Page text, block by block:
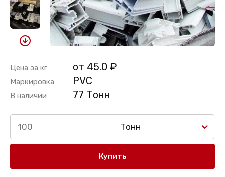
Цена за кг от 45.0 ₽
Маркировка PVC
В наличии 77 Тонн
Тонн
Купить